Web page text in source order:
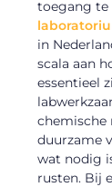
toegang te
in
scala aan
essentieel
chemische
duurzame
wat nodig
rusten. Bij